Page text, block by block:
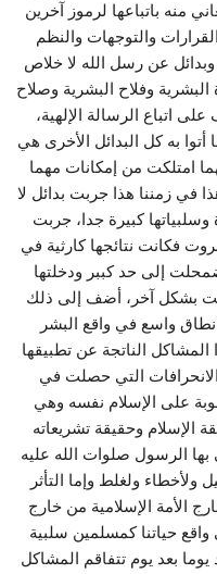
منه باتباعها لرموز آخرين
والتوجهات والنظم
عن رسل الله لا خلاص
البشرية وفلاح البشرية وصلاح
اتباع الرسالة الإلهية،
به كل البدائل الأخرى هي
امتلكت من إمكانات مهما
زمننا هذا جربت بدائل لا
كبيرة جدا، جربت
فكانت نتائجها كارثية في
إلى حد كببر ودخلتها
بشكل آخر، أضف إلى ذلك
واسع في واقع البشر
المشاكل الناتجة عن تطبيقها
التي حصلت في
على الإسلام نفسه وهي
الإسلام وحقيقة تشريعاته
بها الرسول صلوات الله عليه
ولغلط وإما التأثر
الأمة الإسلامية من خارج
واقع حياتنا كمسلمين سلبية
يوما بعد يوم تتفاقم المشاكل